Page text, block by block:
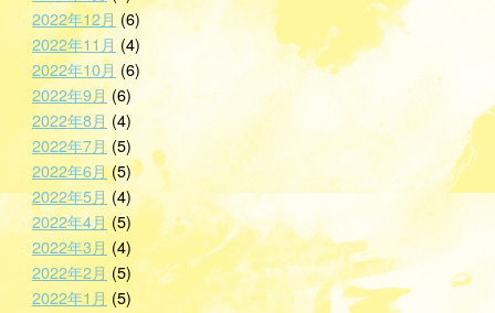
2022年12月 (6)
2022年11月(4)
2022年10月 (6)
2022年9月 (6)
2022年8月 (4)
2022年7月(5)
2022年6月(5)
2022年5月(4)
2022年4月(5)
2022年3月 (4)
2022年2月 (5)
2022年1月 (5)